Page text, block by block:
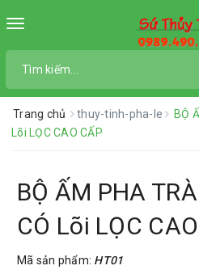
Toggle
Trang chủ thuy-tinh-pha-le
BỘ
Lõi LỌC CAO CẤP
BỘ ẤM PHA
CÓ Lõi LỌC
Mã sản phẩm: HT01